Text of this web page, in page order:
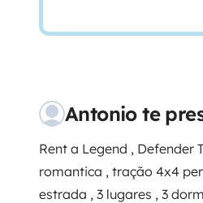
Antonio te
Rent a Legend , Defender
romantica , tração 4x4
estrada , 3 lugares , 3